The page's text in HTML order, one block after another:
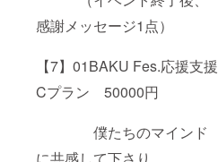
感謝メッセージ1点）
【7】01BAKU Fes.応援支援
Cプラン 50000円
僕たちのマインド